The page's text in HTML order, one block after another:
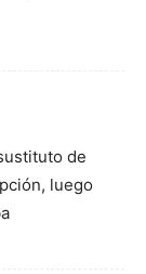
de
luego